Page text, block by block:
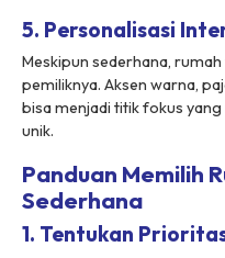
5. Personalisasi
Meskipun sederhana,
pemiliknya. Aksen warna,
bisa menjadi titik fokus
unik.
Panduan Memilih
Sederhana
1. Tentukan